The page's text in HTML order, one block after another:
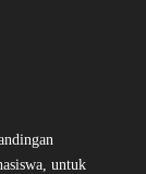
untuk